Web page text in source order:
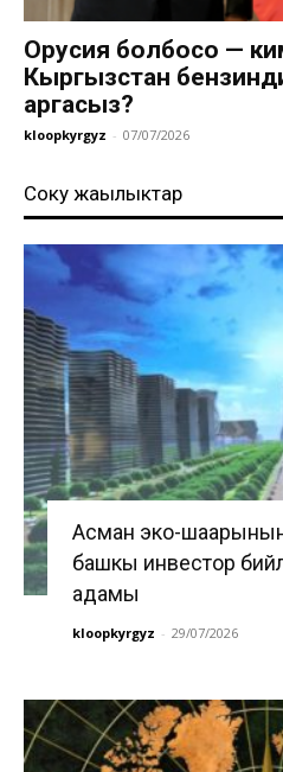
Орусия болбосо —
Кыргызстан бензинди
аргасыз?
kloopkyrgyz - 07/07/2026
Соңку жаңылыктар
Асман эко-
башкы инвестор
адамы
kloopkyrgyz - 29/07/2026